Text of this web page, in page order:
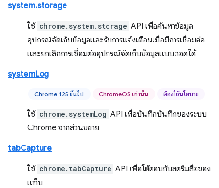
system.storage
ใช้ chrome.system.storage API เพื่อค้นหาข้อมูล
อุปกรณ์จัดเก็บข้อมูลและรับการแจ้งเตือนเมื่อมีการเชื่อมต่อ
และยกเลิกการเชื่อมต่ออุปกรณ์จัดเก็บข้อมูลแบบถอดได้
systemLog
Chrome 125 ขึ้นไป ChromeOS เท่านั้น ต้องใช้นโยบาย
ใช้ chrome.systemLog API เพื่อบันทึกบันทึกของระบบ
Chrome จากส่วนขยาย
tabCapture
ใช้ chrome.tabCapture API เพื่อโต้ตอบกับสตรีมสื่อของ
แท็บ